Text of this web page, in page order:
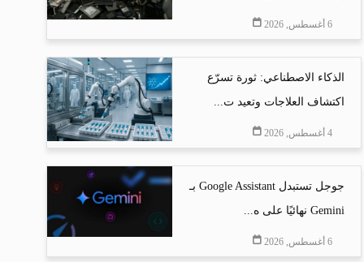
6 أغسطس, 2026
الذكاء الاصطناعي: ثورة تسرّع
اكتشاف العلاجات وتعيد ت...
4 أغسطس, 2026
جوجل تستبدل Google Assistant بـ
Gemini نهائيًا على ه...
6 أغسطس, 2026